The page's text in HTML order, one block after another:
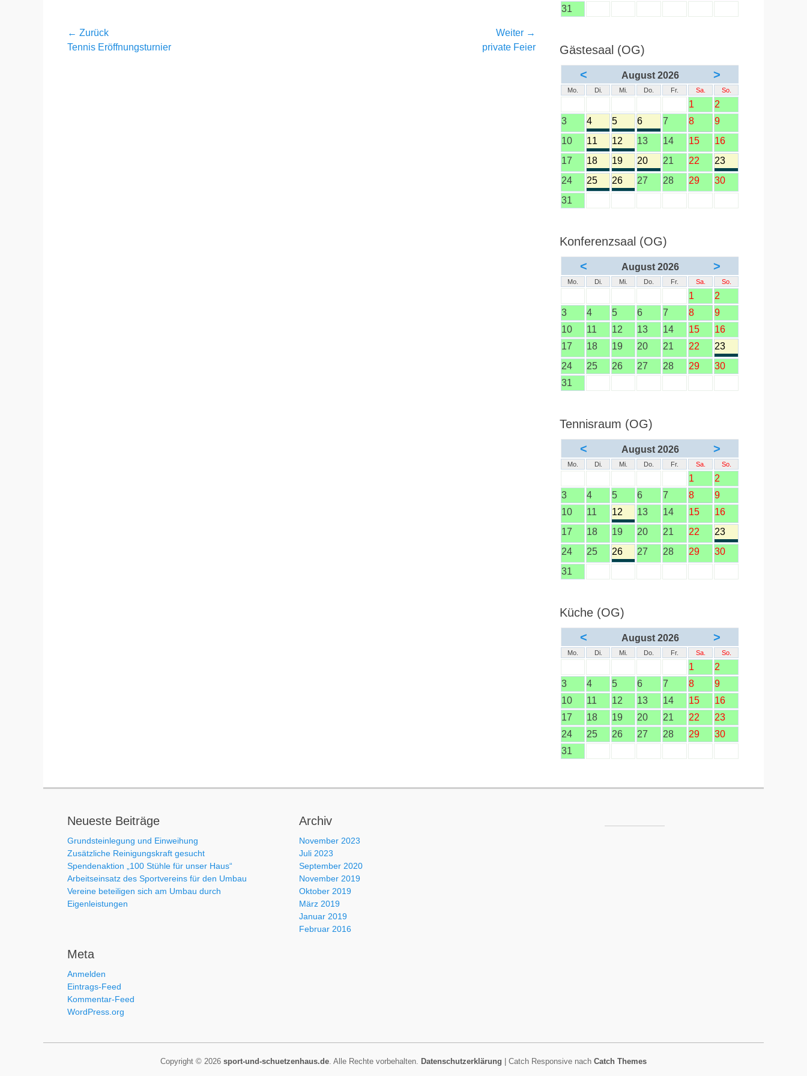
Beitragsnavigation
← Zurück
Vorheriger
Tennis Eröffnungsturnier
Weiter →
private Feier
31
Gästesaal (OG)
<
August 2026 >
Mo. Di. Mi. Do. Fr. Sa. So.
1
2
3
4 5 6 7 8
9
10
11 12 13 14 15
16
17
18 19 20 21 22
23
24
25 26 27 28 29
30
31
Konferenzsaal (OG)
<
August 2026 >
Mo. Di. Mi. Do. Fr. Sa. So.
1
2
3
4 5 6 7 8
9
10
11 12 13 14 15
16
17
18 19 20 21 22
23
24
25 26 27 28 29
30
31
Tennisraum (OG)
<
August 2026 >
Mo. Di. Mi. Do. Fr. Sa. So.
1
2
3
4 5 6 7 8
9
10
11 12 13 14 15
16
17
18 19 20 21 22
23
24
25 26 27 28 29
30
31
Küche (OG)
<
August 2026 >
Mo. Di. Mi. Do. Fr. Sa. So.
1
2
3
4 5 6 7 8
9
10
11 12 13 14 15
16
17
18 19 20 21 22
23
24
25 26 27 28 29
30
31
Neueste Beiträge
Grundsteinlegung und Einweihung
Zusätzliche Reinigungskraft gesucht
Spendenaktion „100 Stühle für unser Haus“
Arbeitseinsatz des Sportvereins für den Umbau
Vereine beteiligen sich am Umbau durch
Eigenleistungen
Meta
Anmelden
Eintrags-Feed
Kommentar-Feed
WordPress.org
Archiv
November 2023
Juli 2023
September 2020
November 2019
Oktober 2019
März 2019
Januar 2019
Februar 2016
Copyright © 2026 sport-und-schuetzenhaus.de. Alle Rechte vorbehalten. Datenschutzerklärung | Catch Responsive nach Catch Themes